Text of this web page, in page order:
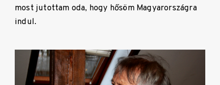
most jutottam oda, hogy hősöm Magyarországra
indul.